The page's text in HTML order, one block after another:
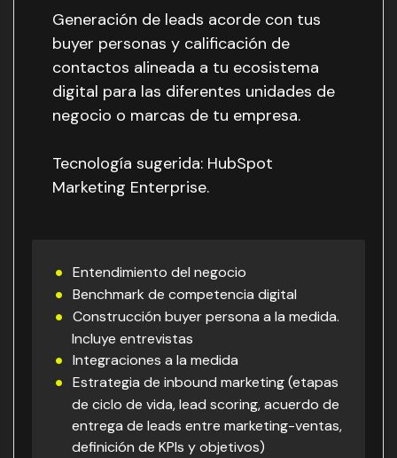
Generación de leads acorde con tus
buyer personas y calificación de
contactos alineada a tu ecosistema
digital para las diferentes unidades de
negocio o marcas de tu empresa.
Tecnología sugerida: HubSpot
Marketing Enterprise.
Entendimiento del negocio
Benchmark de competencia digital
Construcción buyer persona a la medida.
Incluye entrevistas
Integraciones a la medida
Estrategia de inbound marketing (etapas
de ciclo de vida, lead scoring, acuerdo de
entrega de leads entre marketing-ventas,
definición de KPIs y objetivos)